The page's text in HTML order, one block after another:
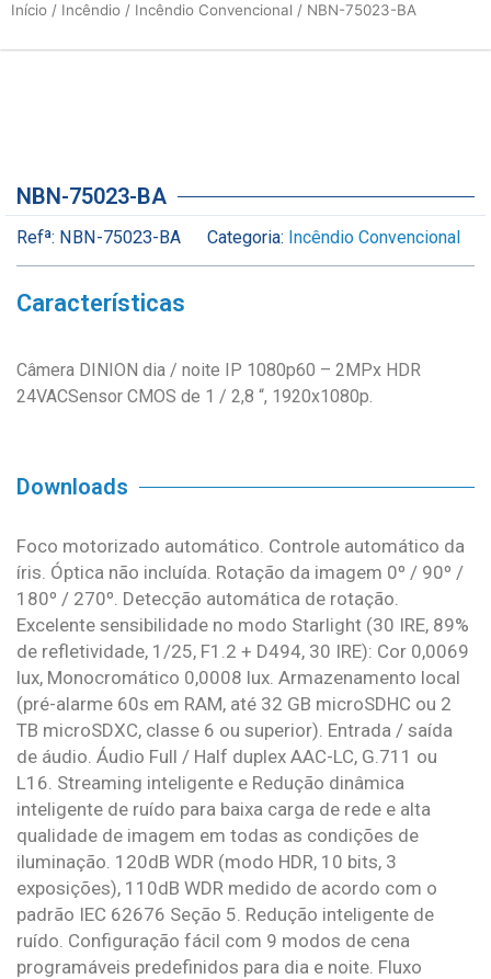
Início / Incêndio / Incêndio Convencional / NBN-75023-BA
NBN-75023-BA
Refª: NBN-75023-BA Categoria: Incêndio Convencional
Características
Câmera DINION dia / noite IP 1080p60 – 2MPx HDR
24VACSensor CMOS de 1 / 2,8 “, 1920x1080p.
Downloads
Foco motorizado automático. Controle automático da
íris. Óptica não incluída. Rotação da imagem 0º / 90º /
180º / 270º. Detecção automática de rotação.
Excelente sensibilidade no modo Starlight (30 IRE, 89%
de refletividade, 1/25, F1.2 + D494, 30 IRE): Cor 0,0069
lux, Monocromático 0,0008 lux. Armazenamento local
(pré-alarme 60s em RAM, até 32 GB microSDHC ou 2
TB microSDXC, classe 6 ou superior). Entrada / saída
de áudio. Áudio Full / Half duplex AAC-LC, G.711 ou
L16. Streaming inteligente e Redução dinâmica
inteligente de ruído para baixa carga de rede e alta
qualidade de imagem em todas as condições de
iluminação. 120dB WDR (modo HDR, 10 bits, 3
exposições), 110dB WDR medido de acordo com o
padrão IEC 62676 Seção 5. Redução inteligente de
ruído. Configuração fácil com 9 modos de cena
programáveis ​​predefinidos para dia e noite. Fluxo